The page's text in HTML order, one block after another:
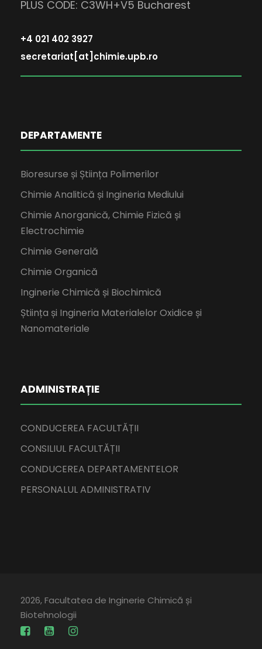
PLUS CODE: C3WH+V5 Bucharest
+4 021 402 3927
secretariat[at]chimie.upb.ro
DEPARTAMENTE
Bioresurse și Știința Polimerilor
Chimie Analitică și Ingineria Mediului
Chimie Anorganică, Chimie Fizică și
Electrochimie
Chimie Generală
Chimie Organică
Inginerie Chimică și Biochimică
Știința și Ingineria Materialelor Oxidice și
Nanomateriale
ADMINISTRAȚIE
CONDUCEREA FACULTĂȚII
CONSILIUL FACULTĂȚII
CONDUCEREA DEPARTAMENTELOR
PERSONALUL ADMINISTRATIV
2026, Facultatea de Inginerie Chimică și
Biotehnologii